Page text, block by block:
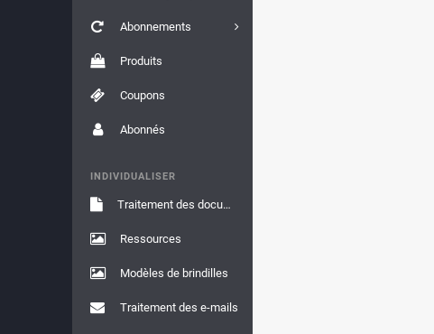
Abonnements
Produits
Coupons
Abonnés
INDIVIDUALISER
Traitement des documents
Ressources
Modèles de brindilles
Traitement des e-mails